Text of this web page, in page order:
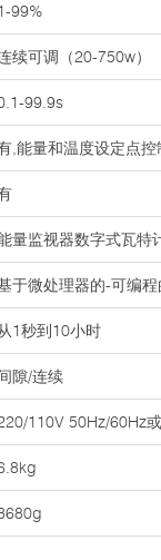
99%
续可调（20-750w）
99.9s
,能量和温度设定点
量监视器数字式瓦特
于微处理器的-可编
1秒到10小时
隙/连续
110V 50Hz/60Hz